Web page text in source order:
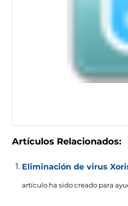
Artículos Relacionados:
Eliminación de virus
artículo ha sido creado para